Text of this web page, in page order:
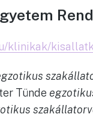
klinikak/
Tünde